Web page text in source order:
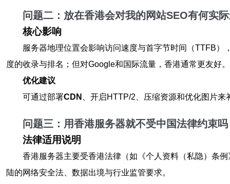
问题二：放在香港会对我的网站SEO有何实
核心影响
服务器地理位置会影响访问速度与首字节时间（TTFB
度的收录与排名；但对Google和国际流量，香港通常更友好。
优化建议
可通过部署CDN 、开启HTTP/2、压缩资源和优化图片
问题三：用香港服务器就不受中国法律约束
法律适用说明
香港服务器主要受香港法律（如《个人资料（私隐）条
陆的网络安全法、数据出境与行业监管要求。